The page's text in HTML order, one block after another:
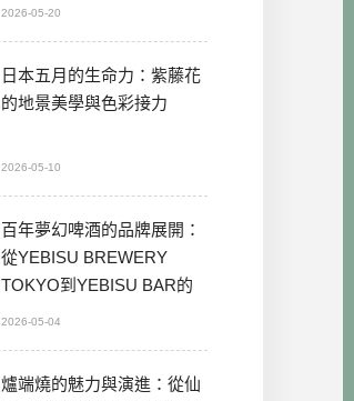
2026-05-20
日本五月的生命力：紫藤花
的地景美學與色彩接力
2026-05-10
百年夢幻啤酒的品牌展開：
從YEBISU BREWERY
TOKYO到YEBISU BAR的
2026-05-04
爐端燒的魅力與演進：從仙